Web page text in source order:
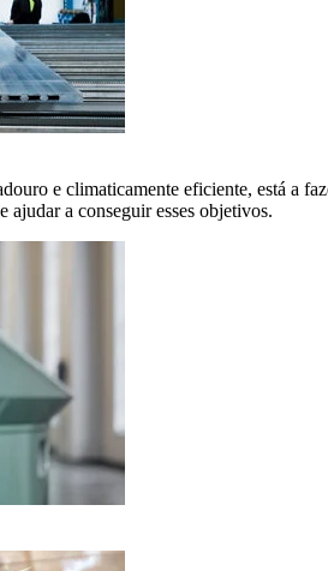
e climaticamente eficiente, está a
a conseguir esses objetivos.